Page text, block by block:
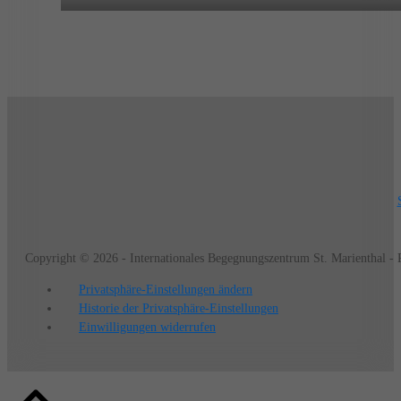
Copyright © 2026 - Internationales Begegnungszentrum St. Marienthal -
Privatsphäre-Einstellungen ändern
Historie der Privatsphäre-Einstellungen
Einwilligungen widerrufen